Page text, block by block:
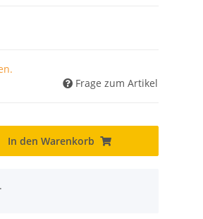
Frage zum Artikel
In den Warenkorb